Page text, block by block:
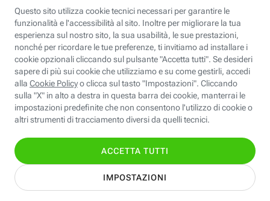
Fastweb Digital Academy
STEP FuturAbility District
Insieme, siamo futuro
© Fastweb SpA 2026 - P.IVA 12878470157
Informativa
Privacy
Modifica
preferenze cookie